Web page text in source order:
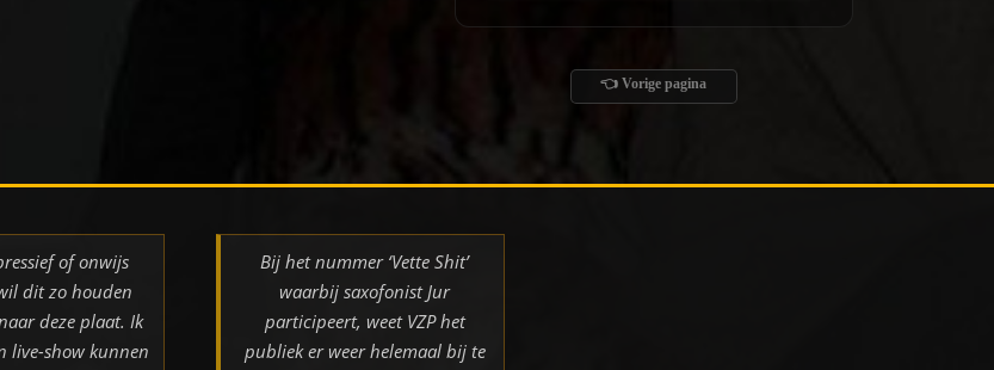
👈 Vorige pagina
of onwijs
dit zo houden
deze plaat. Ik
live-show kunnen
Bij het nummer ‘Vette Shit’
waarbij saxofonist Jur
participeert, weet VZP het
publiek er weer helemaal bij te